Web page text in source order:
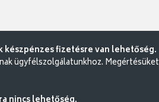
készpénzes fizetésre van lehetőség.
ügyfélszolgálatunkhoz. Megértésüket